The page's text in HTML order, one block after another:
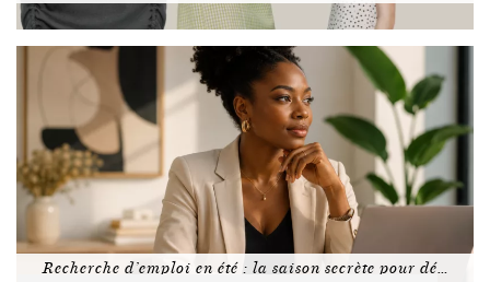
Recherche d’emploi en été : la saison secrète pour dé…